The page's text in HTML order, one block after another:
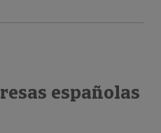
españolas